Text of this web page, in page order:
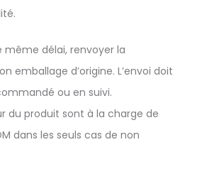
même délai, renvoyer la
emballage d’origine. L’envoi doit
ou en suivi.
du produit sont à la charge de
dans les seuls cas de non